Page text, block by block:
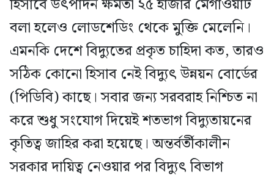
হিসাবে উৎপাদন ক্ষমতা ২৫ হাজার মেগাওয়াট
বলা হলেও লোডশেডিং থেকে মুক্তি মেলেনি।
এমনকি দেশে বিদ্যুতের প্রকৃত চাহিদা কত, তারও
সঠিক কোনো হিসাব নেই বিদ্যুৎ উন্নয়ন বোর্ডের
(পিডিবি) কাছে। সবার জন্য সরবরাহ নিশ্চিত না
করে শুধু সংযোগ দিয়েই শতভাগ বিদ্যুতায়নের
কৃতিত্ব জাহির করা হয়েছে। অন্তর্বর্তীকালীন
সরকার দায়িত্ব নেওয়ার পর বিদ্যুৎ বিভাগ